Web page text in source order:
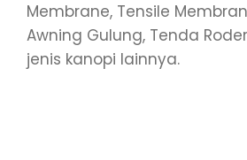
Membrane, Tensile
Awning Gulung, Tenda
jenis kanopi lainnya.